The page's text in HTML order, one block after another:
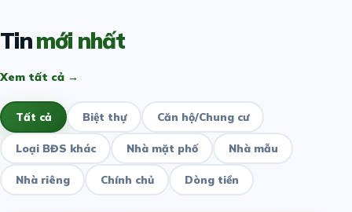
Tinmới nhất
Xem tất cả →
Tất cả Biệt thự Căn hộ/Chung cư
Loại BĐS khác Nhà mặt phố Nhà mẫu
Nhà riêng Chính chủ Dòng tiền